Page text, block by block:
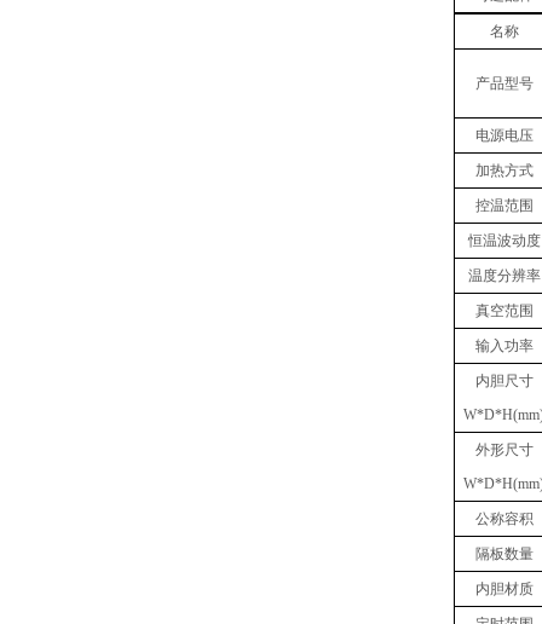
名称
产品型号
电源电压
加热方式
控温范围
恒温波动度
温度分辨率
真空范围
输入功率
内胆尺寸
W*D*
外形尺寸
W*D*
公称容积
隔板数量
内胆材质